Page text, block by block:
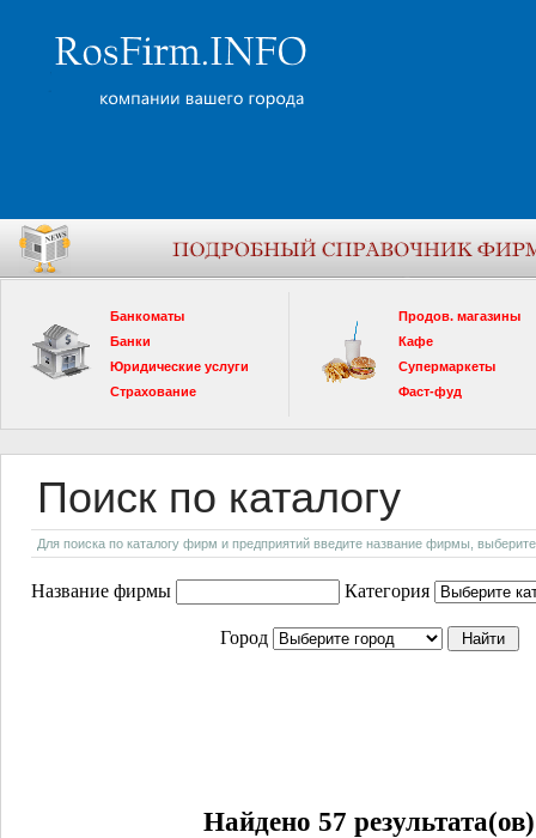
Банкоматы
Банки
Юридические услуги
Страхование
Продов. магазины
Кафе
Супермаркеты
Фаст-фуд
Поиск по каталогу
Для поиска по каталогу фирм и предприятий введите название фирмы, выберите
Название фирмы Категория
Город
Найдено 57 результата(ов)